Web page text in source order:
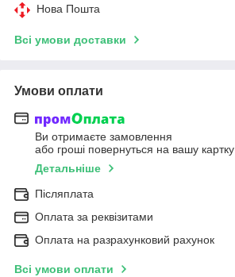
Нова Пошта
Всі умови доставки
Умови оплати
Ви отримаєте замовлення
або гроші повернуться на вашу картку
Детальніше
Післяплата
Оплата за реквізитами
Оплата на разрахунковий рахунок
Всі умови оплати